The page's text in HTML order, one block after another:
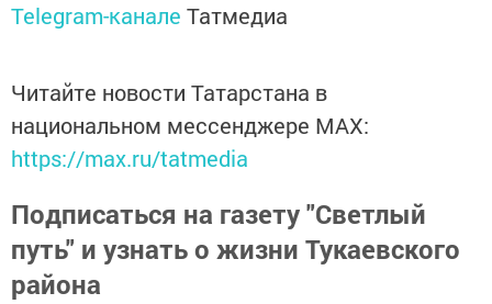
Telegram-канале Татмедиа
Читайте новости Татарстана в
национальном мессенджере MАХ:
https://max.ru/tatmedia
Подписаться на газету "Светлый
путь" и узнать о жизни Тукаевского
района